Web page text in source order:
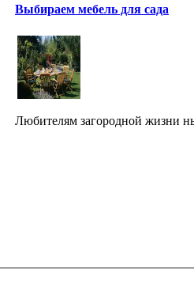
Выбираем мебель для сада
Любителям загородной жизни